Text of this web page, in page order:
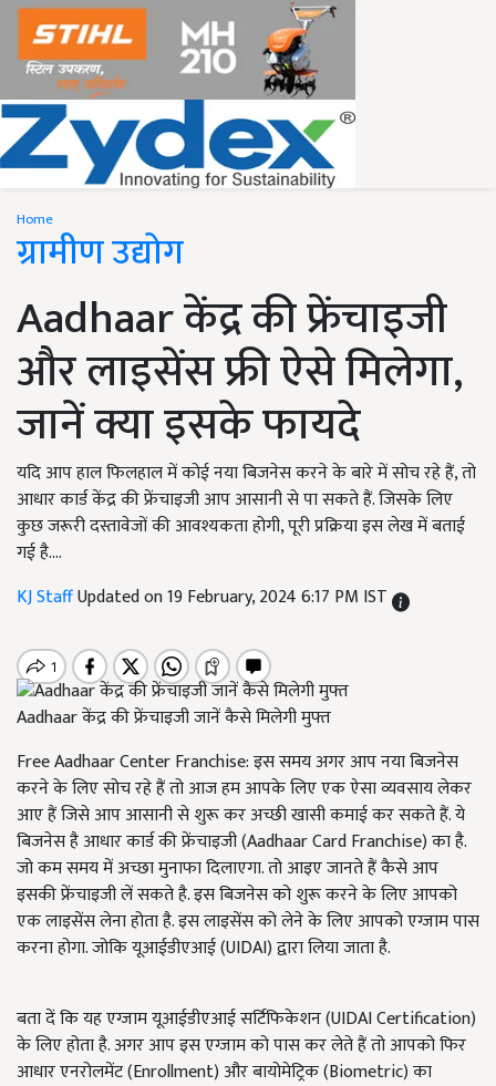
Home
ग्रामीण उद्योग
Aadhaar केंद्र की फ्रेंचाइजी
और लाइसेंस फ्री ऐसे मिलेगा,
जानें क्या इसके फायदे
यदि आप हाल फिलहाल में कोई नया बिजनेस करने के बारे में सोच रहे हैं, तो
आधार कार्ड केंद्र की फ्रेंचाइजी आप आसानी से पा सकते हैं. जिसके लिए
कुछ जरूरी दस्तावेजों की आवश्यकता होगी, पूरी प्रक्रिया इस लेख में बताई
गई है....
KJ StaffUpdated on 19 February, 2024 6:17 PM IST
Aadhaar केंद्र की फ्रेंचाइजी जानें कैसे मिलेगी मुफ्त
Free Aadhaar Center Franchise: इस समय अगर आप नया बिजनेस
करने के लिए सोच रहे हैं तो आज हम आपके लिए एक ऐसा व्यवसाय लेकर
आए हैं जिसे आप आसानी से शुरू कर अच्छी खासी कमाई कर सकते हैं. ये
बिजनेस है आधार कार्ड की फ्रेंचाइजी (Aadhaar Card Franchise) का है.
जो कम समय में अच्छा मुनाफा दिलाएगा. तो आइए जानते हैं कैसे आप
इसकी फ्रेंचाइजी लें सकते है. इस बिजनेस को शुरू करने के लिए आपको
एक लाइसेंस लेना होता है. इस लाइसेंस को लेने के लिए आपको एग्जाम पास
करना होगा. जोकि यूआईडीएआई (UIDAI) द्वारा लिया जाता है.
बता दें कि यह एग्जाम यूआईडीएआई सर्टिफिकेशन (UIDAI Certification)
के लिए होता है. अगर आप इस एग्जाम को पास कर लेते हैं तो आपको फिर
आधार एनरोलमेंट (Enrollment) और बायोमेट्रिक (Biometric) का